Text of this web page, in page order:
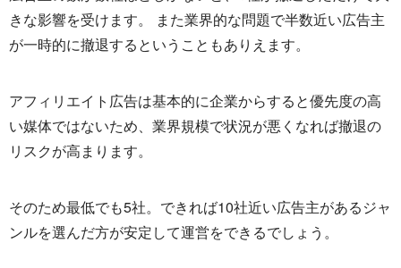
きな影響を受けます。 また業界的な問題で半数近い広告主
が一時的に撤退するということもありえます。
アフィリエイト広告は基本的に企業からすると優先度の高
い媒体ではないため、業界規模で状況が悪くなれば撤退の
リスクが高まります。
そのため最低でも5社。できれば10社近い広告主があるジャ
ンルを選んだ方が安定して運営をできるでしょう。